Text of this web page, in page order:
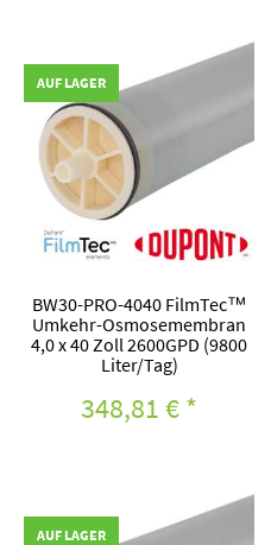
AUF LAGER
BW30-PRO-4040 FilmTec™
Umkehr-Osmosemembran
4,0 x 40 Zoll 2600GPD (9800
Liter/Tag)
348,81 €*
AUF LAGER